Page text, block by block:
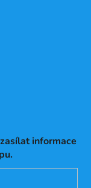
informace